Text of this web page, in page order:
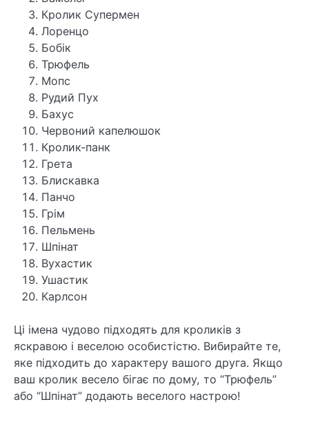
Кролик Супермен
Лоренцо
Бобік
Трюфель
Мопс
Рудий Пух
Бахус
Червоний капелюшок
Кролик-панк
Грета
Блискавка
Панчо
Грім
Пельмень
Шпінат
Вухастик
Ушастик
Карлсон
Ці імена чудово підходять для кроликів з
яскравою і веселою особистістю. Вибирайте те,
яке підходить до характеру вашого друга. Якщо
ваш кролик весело бігає по дому, то “Трюфель”
або “Шпінат” додають веселого настрою!